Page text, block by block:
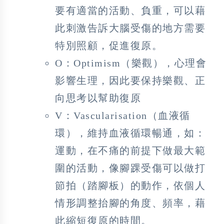
要有適當的活動、負重，可以藉
此刺激告訴大腦受傷的地方需要
特別照顧，促進復原。
O：Optimism（樂觀），心理會
影響生理，因此要保持樂觀、正
向思考以幫助復原
V：Vascularisation（血液循
環），維持血液循環暢通，如：
運動，在不痛的前提下做最大範
圍的活動，像腳踝受傷可以做打
節拍（踏腳板）的動作，依個人
情形調整抬腳的角度、頻率，藉
此縮短復原的時間。